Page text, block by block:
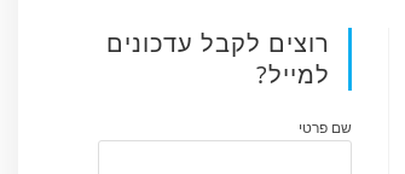
רוצים לקבל עדכונים
למייל?
שם פרטי